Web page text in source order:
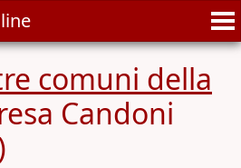
comuni della
Candoni